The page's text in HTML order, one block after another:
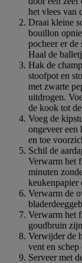
het vlees van
Draai kleine
bouillon
pocheer er de
Haal de
Hak de
stoofpot en
met zwarte
uitdrogen.
de kook tot
Voeg de
ongeveer een
en toe
Schil de
Verwarm het
minuten
keukenpapier
Verwarm de
Verwarm het
goudbruin
Verwijder de
vent en
Serveer met